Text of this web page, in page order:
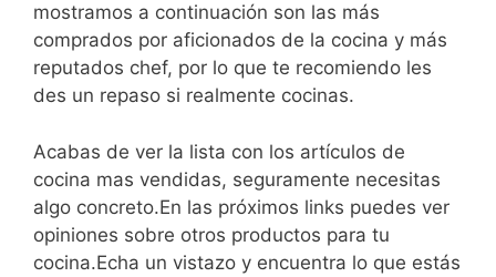
mostramos a continuación son las más
comprados por aficionados de la cocina y más
reputados chef, por lo que te recomiendo les
des un repaso si realmente cocinas.
Acabas de ver la lista con los artículos de
cocina mas vendidas, seguramente necesitas
algo concreto.En las próximos links puedes ver
opiniones sobre otros productos para tu
cocina.Echa un vistazo y encuentra lo que estás